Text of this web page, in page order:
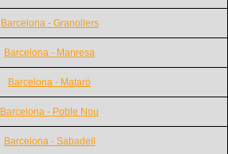
Barcelona - Granollers
Barcelona - Manresa
Barcelona - Mataró
Barcelona - Poble Nou
Barcelona - Sabadell